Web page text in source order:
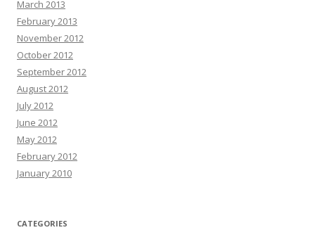
March 2013
February 2013
November 2012
October 2012
September 2012
August 2012
July 2012
June 2012
May 2012
February 2012
January 2010
CATEGORIES